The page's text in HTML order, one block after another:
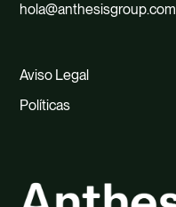
hola@anthesisgroup.com
Aviso Legal
Políticas